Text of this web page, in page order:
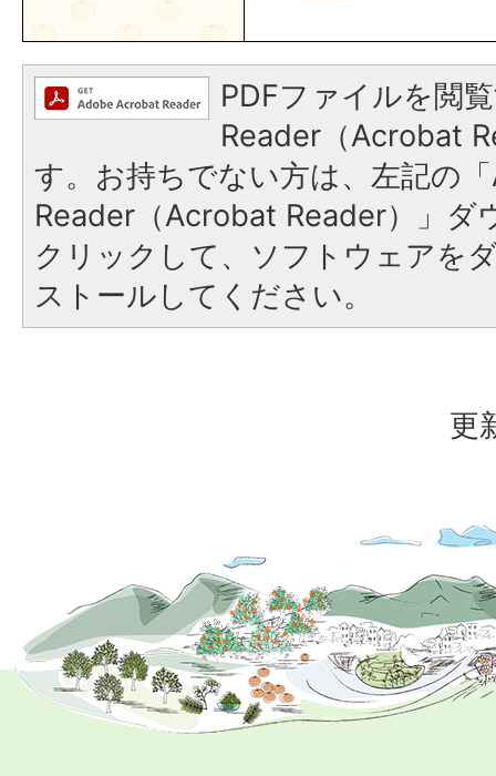
PDFファイルを閲
Reader（Acrobat
す。お持ちでない方は、左記の
Reader（Acrobat Reader）」ダ
クリックして、ソフトウェアを
ストールしてください。
更